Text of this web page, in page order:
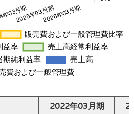
2022年03月期